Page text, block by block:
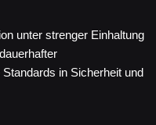
unter strenger Einhaltung
in Sicherheit und